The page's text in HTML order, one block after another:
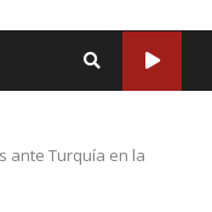
ante Turquía en la